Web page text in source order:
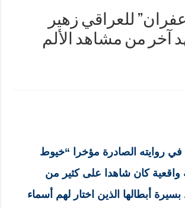
للعراقي زهير
آخر من مشاهد الألم
روايته الصادرة مؤخرا “خيوط
واقعية كان شاهدا على كثير من
أبطالها الذين اختار لهم أسماء